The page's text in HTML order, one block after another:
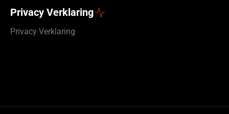
Privacy Verklaring
Privacy Verklaring